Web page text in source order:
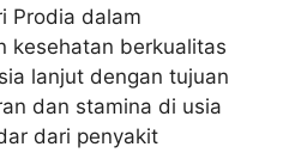
Prodia dalam
kesehatan berkualitas
lanjut dengan tujuan
dan stamina di usia
dari penyakit